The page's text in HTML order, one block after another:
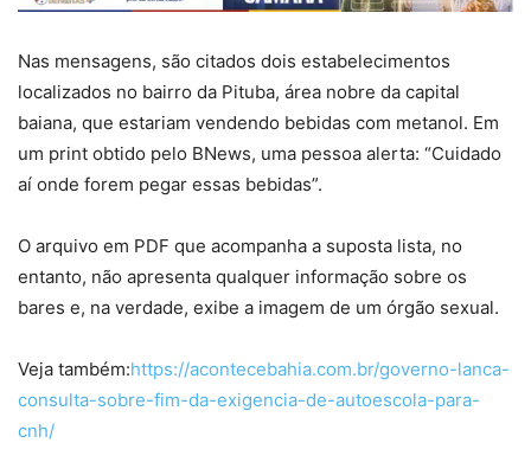
Nas mensagens, são citados dois estabelecimentos
localizados no bairro da Pituba, área nobre da capital
baiana, que estariam vendendo bebidas com metanol. Em
um print obtido pelo BNews, uma pessoa alerta: “Cuidado
aí onde forem pegar essas bebidas”.
O arquivo em PDF que acompanha a suposta lista, no
entanto, não apresenta qualquer informação sobre os
bares e, na verdade, exibe a imagem de um órgão sexual.
Veja também:https://acontecebahia.com.br/governo-lanca-
consulta-sobre-fim-da-exigencia-de-autoescola-para-
cnh/